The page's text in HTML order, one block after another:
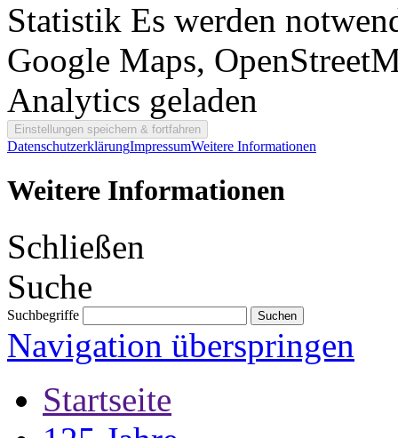
Statistik Es werden
Google Maps,
Analytics geladen
DatenschutzerklärungImpressumWeitere Informationen
Weitere Informationen
Schließen
Suche
Suchbegriffe
Navigation überspringen
Startseite